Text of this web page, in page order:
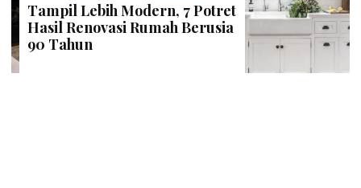
Tampil Lebih Modern, 7 Potret
Hasil Renovasi Rumah Berusia
90 Tahun